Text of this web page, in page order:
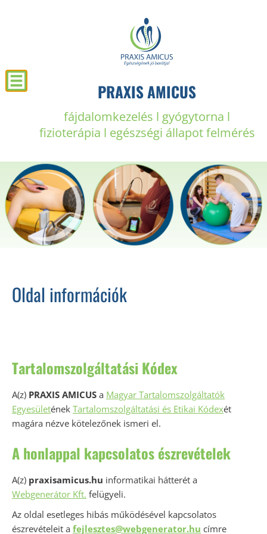
PRAXIS AMICUS
fájdalomkezelés l gyógytorna l
fizioterápia l egészségi állapot felmérés
Oldal információk
Tartalomszolgáltatási Kódex
A(z) PRAXIS AMICUS a Magyar Tartalomszolgáltatók
Egyesületének Tartalomszolgáltatási és Etikai Kódexét
magára nézve kötelezőnek ismeri el.
A honlappal kapcsolatos észrevételek
A(z) praxisamicus.hu informatikai hátterét a
Webgenerátor Kft. felügyeli.
Az oldal esetleges hibás működésével kapcsolatos
észrevételeit a fejlesztes@webgenerator.hu címre